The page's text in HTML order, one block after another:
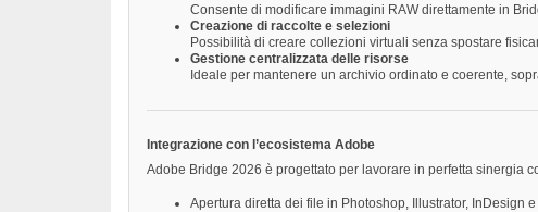
Consente di modificare immagini RAW direttamente in
Creazione di raccolte e selezioni
Possibilità di creare collezioni virtuali senza spostare
Gestione centralizzata delle risorse
Ideale per mantenere un archivio ordinato e coerente,
Integrazione con l’ecosistema Adobe
Adobe Bridge 2026 è progettato per lavorare in perfetta sinergia
Apertura diretta dei file in Photoshop, Illustrator, InDesign